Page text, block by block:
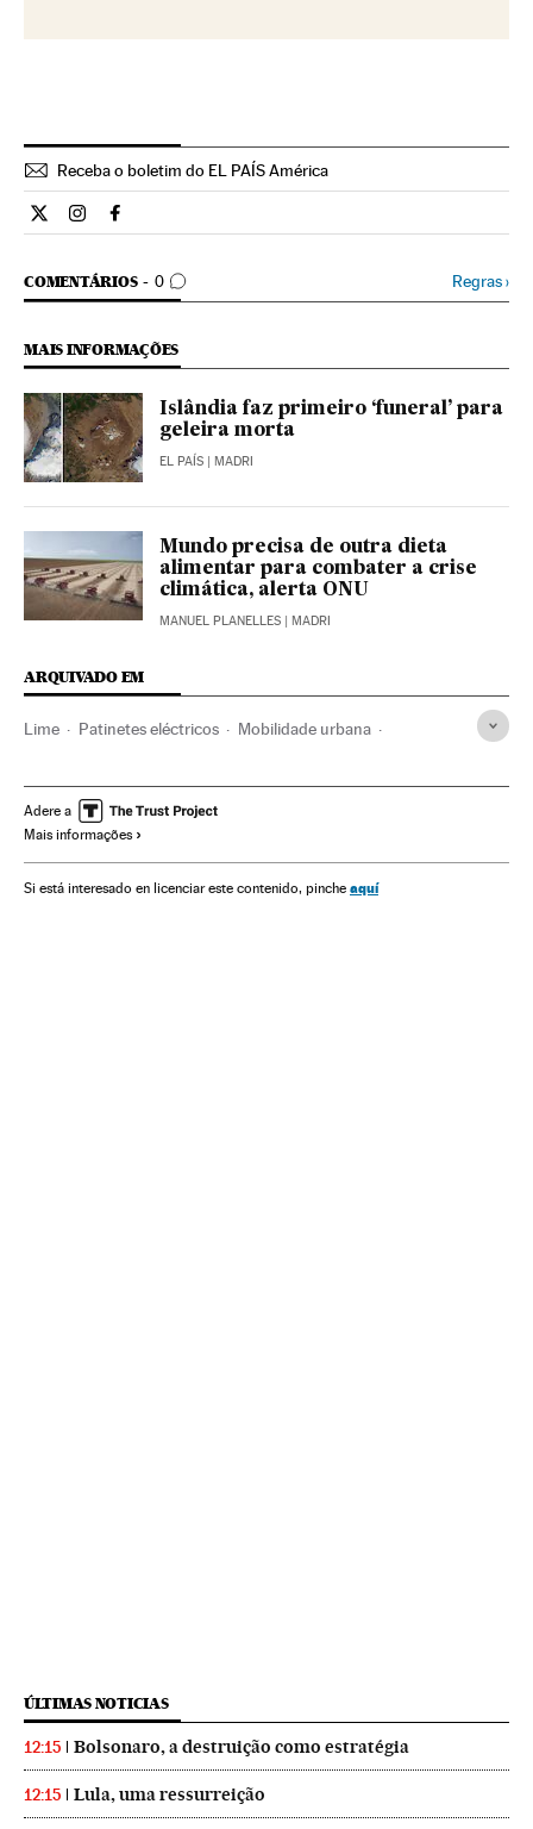
Receba o boletim do EL PAÍS América
Ciencia El País Brasil en Twitter
Ciencia El País Brasil en Instagram
Ciencia El País Brasil en Facebook
COMENTÁRIOS 0
COMENTÁRIOS Regras›
MAIS INFORMAÇÕES
Islândia faz primeiro ‘funeral’ para
geleira morta
EL PAÍS | MADRI
Mundo precisa de outra dieta
alimentar para combater a crise
climática, alerta ONU
MANUEL PLANELLES | MADRI
ARQUIVADO EM
Lime Patinetes eléctricos Mobilidade urbana
Desenvolvimento sustentável
Adere a
Mais informações
Si está interesado en licenciar este contenido, pinche aquí
ÚLTIMAS NOTICIAS
12:15 Bolsonaro, a destruição como estratégia
12:15 Lula, uma ressurreição